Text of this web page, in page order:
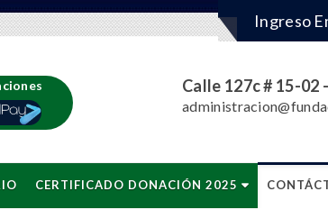
Ingreso
Calle 127c # 15-02
CERTIFICADO DONACIÓN 2025